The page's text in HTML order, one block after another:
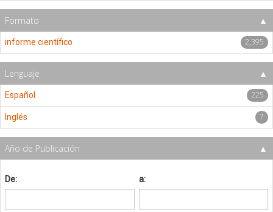
Formato
informe científico 2,395
Lenguaje
Español 225
Inglés 7
Año de Publicación
De: a: